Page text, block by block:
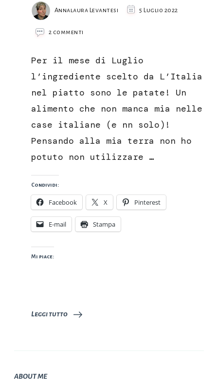
Annalaura Levantesi 5 Luglio 2022
2 commenti
patate
rosse
colfiorito
Per il mese di Luglio
l’ingrediente scelto da L’Italia
nel piatto sono le patate! Un
alimento che non manca mia nelle
case italiane (e nn solo)!
Pensando alla mia terra non ho
potuto non utilizzare …
Condividi:
Facebook X Pinterest
E-mail Stampa
Mi piace:
Leggi tutto
ABOUT ME